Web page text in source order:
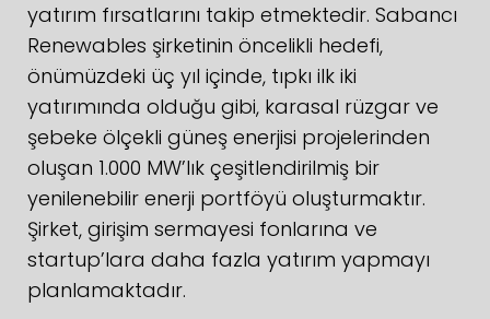
yatırım fırsatlarını takip etmektedir. Sabancı
Renewables şirketinin öncelikli hedefi,
önümüzdeki üç yıl içinde, tıpkı ilk iki
yatırımında olduğu gibi, karasal rüzgar ve
şebeke ölçekli güneş enerjisi projelerinden
oluşan 1.000 MW’lık çeşitlendirilmiş bir
yenilenebilir enerji portföyü oluşturmaktır.
Şirket, girişim sermayesi fonlarına ve
startup’lara daha fazla yatırım yapmayı
planlamaktadır.